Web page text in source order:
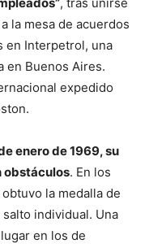
la mesa de acuerdos
en Interpetrol, una
en Buenos Aires.
expedido
enero de 1969, su
obstáculos. En los
la medalla de
individual. Una
en los de